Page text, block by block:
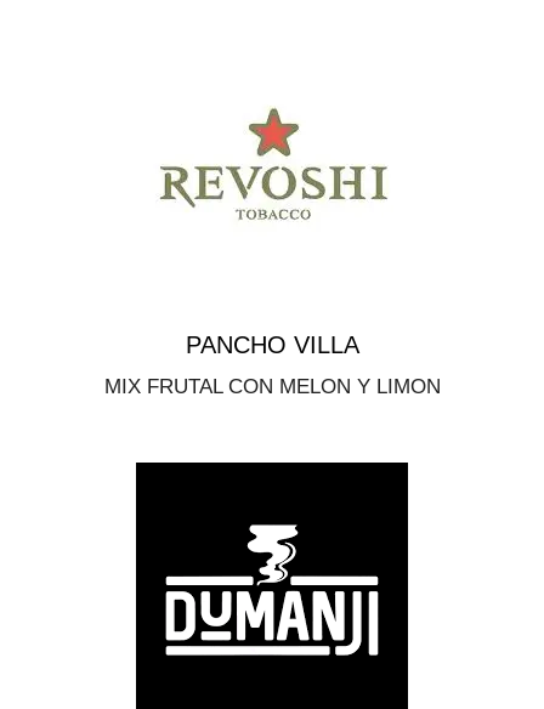
PANCHO VILLA
MIX FRUTAL CON MELON Y LIMON